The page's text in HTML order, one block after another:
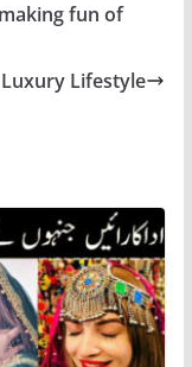
fun of
Lifestyle